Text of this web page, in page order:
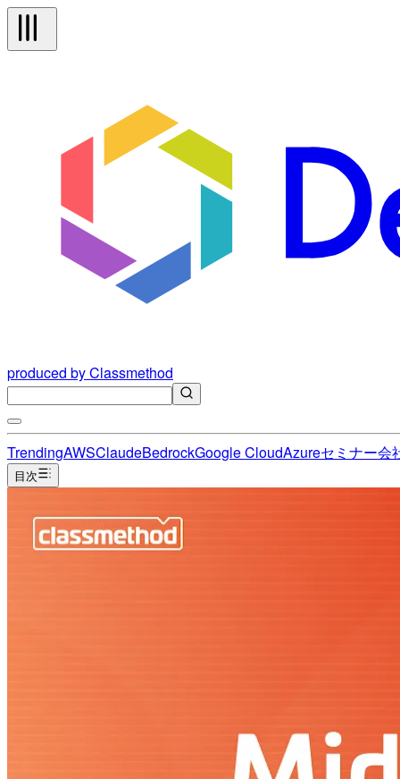
produced by Classmethod
TrendingAWSClaudeBedrockGoogle CloudAzureセミナー会
目次